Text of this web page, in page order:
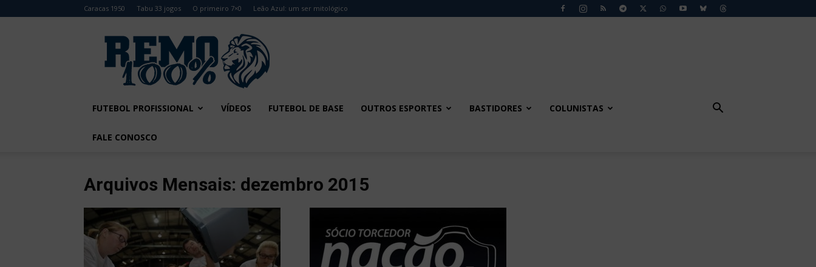
Caracas 1950 Tabu 33 jogos O primeiro 7×0 Leão Azul: um ser mitológico
Remo
FUTEBOL PROFISSIONAL VÍDEOS FUTEBOL DE BASE OUTROS ESPORTES BASTIDORES COLUNISTAS
FALE CONOSCO
Arquivos Mensais: dezembro 2015